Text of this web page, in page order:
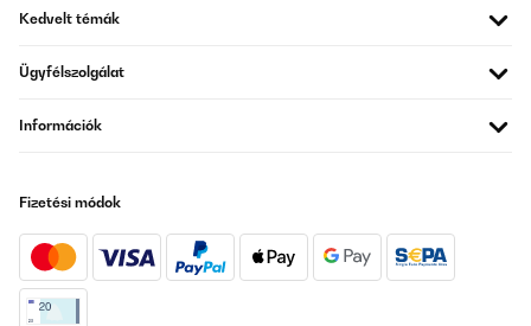
Kedvelt témák
Ügyfélszolgálat
Információk
Fizetési módok